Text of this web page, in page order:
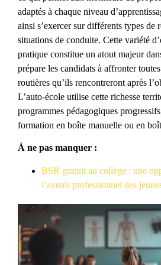
adaptés à chaque niveau
ainsi s’exercer sur différents types de
situations de conduite. Cette variété
pratique constitue un atout majeur
prépare les candidats à affronter
routières qu’ils rencontreront après
L’auto-école utilise cette richesse
programmes pédagogiques
formation en boîte manuelle ou en
À ne pas manquer :
BSR gratuit au collège : une
l’avenir professionnel des